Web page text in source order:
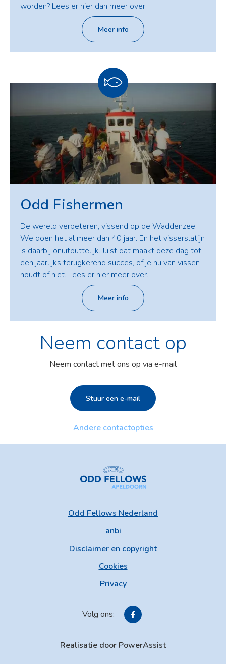
worden? Lees er hier dan meer over.
Meer info
Odd Fishermen
De wereld verbeteren, vissend op de Waddenzee.
We doen het al meer dan 40 jaar. En het visserslatijn
is daarbij onuitputtelijk. Juist dat maakt deze dag tot
een jaarlijks terugkerend succes, of je nu van vissen
houdt of niet. Lees er hier meer over.
Meer info
Neem contact op
Neem contact met ons op via e-mail
Stuur een e-mail
Andere contactopties
Odd Fellows Nederland
anbi
Disclaimer en copyright
Cookies
Privacy
Volg ons:
Realisatie door PowerAssist